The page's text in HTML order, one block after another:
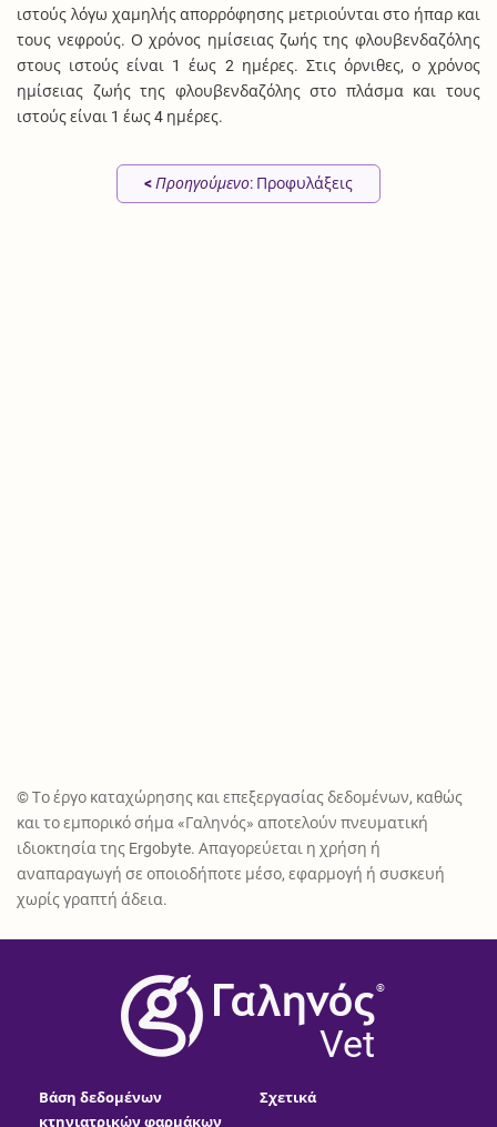
ιστούς λόγω χαμηλής απορρόφησης μετριούνται στο ήπαρ και
τους νεφρούς. Ο χρόνος ημίσειας ζωής της φλουβενδαζόλης
στους ιστούς είναι 1 έως 2 ημέρες. Στις όρνιθες, ο χρόνος
ημίσειας ζωής της φλουβενδαζόλης στο πλάσμα και τους
ιστούς είναι 1 έως 4 ημέρες.
< Προηγούμενο: Προφυλάξεις
© Το έργο καταχώρησης και επεξεργασίας δεδομένων, καθώς
και το εμπορικό σήμα «Γαληνός» αποτελούν πνευματική
ιδιοκτησία της Ergobyte. Απαγορεύεται η χρήση ή
αναπαραγωγή σε οποιοδήποτε μέσο, εφαρμογή ή συσκευή
χωρίς γραπτή άδεια.
®
Vet
Βάση δεδομένων
κτηνιατρικών φαρμάκων
Σχετικά